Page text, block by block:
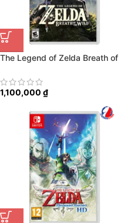
The Legend of Zelda Breath of
1,100,000 ₫